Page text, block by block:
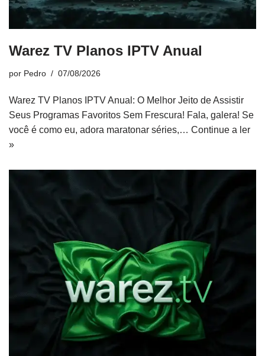
Warez TV Planos IPTV Anual
por Pedro 07/08/2026
Warez TV Planos IPTV Anual: O Melhor Jeito de Assistir
Seus Programas Favoritos Sem Frescura! Fala, galera! Se
você é como eu, adora maratonar séries,… Continue a ler
»